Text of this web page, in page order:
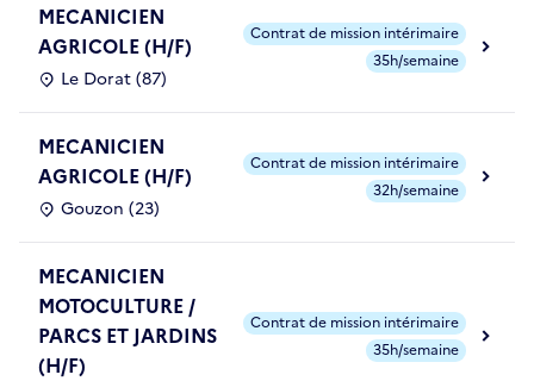
MECANICIEN
AGRICOLE (H/F)
Le Dorat (87)
Contrat de mission intérimaire
35h/semaine
MECANICIEN
AGRICOLE (H/F)
Gouzon (23)
Contrat de mission intérimaire
32h/semaine
MECANICIEN
MOTOCULTURE /
PARCS ET JARDINS
(H/F)
Contrat de mission intérimaire
35h/semaine